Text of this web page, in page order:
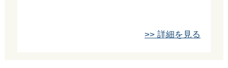
>> 詳細を見る